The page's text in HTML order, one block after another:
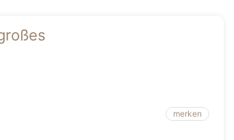
merken